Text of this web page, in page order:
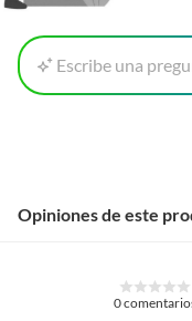
Escribe una
Opiniones de este
0